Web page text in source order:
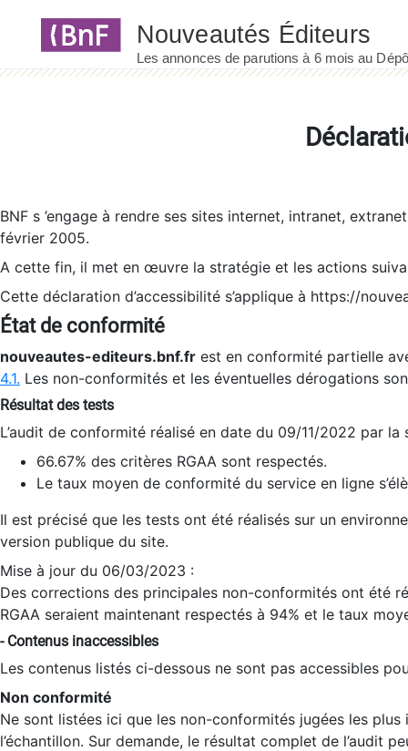
BNF s ’engage à rendre ses sites internet, intranet,
février 2005.
A cette fin, il met en œuvre la stratégie et les actions
Cette déclaration d’accessibilité s’applique à https://
État de conformité
nouveautes-editeurs.bnf.fr est en conformité partielle
4.1. Les non-conformités et les éventuelles dérogations
Résultat des tests
L’audit de conformité réalisé en date du 09/11/2022 par
66.67% des critères RGAA sont respectés.
Le taux moyen de conformité du service en ligne
Il est précisé que les tests ont été réalisés sur un
version publique du site.
Mise à jour du 06/03/2023 :
Des corrections des principales non-conformités ont été
RGAA seraient maintenant respectés à 94% et le taux
- Contenus inaccessibles
Les contenus listés ci-dessous ne sont pas accessibles
Non conformité
Ne sont listées ici que les non-conformités jugées les
l’échantillon. Sur demande, le résultat complet de l’audit